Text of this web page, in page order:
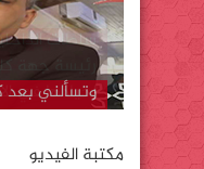
وتسألني بعد
مكتبة الفيديو